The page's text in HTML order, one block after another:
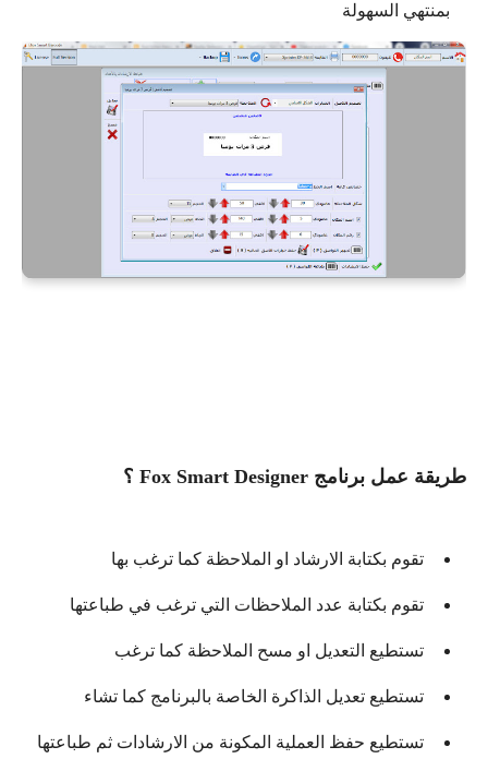
بمنتهي السهولة
طريقة عمل برنامج Fox Smart Designer ؟
تقوم بكتابة الارشاد او الملاحظة كما ترغب بها
تقوم بكتابة عدد الملاحظات التي ترغب في طباعتها
تستطيع التعديل او مسح الملاحظة كما ترغب
تستطيع تعديل الذاكرة الخاصة بالبرنامج كما تشاء
تستطيع حفظ العملية المكونة من الارشادات ثم طباعتها